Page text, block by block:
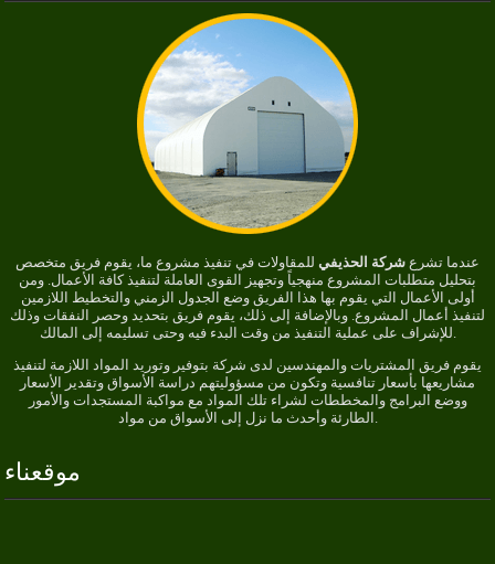
عندما تشرع شركة الحذيفي للمقاولات في تنفيذ مشروع ما، يقوم فريق متخصص
بتحليل متطلبات المشروع منهجياً وتجهيز القوى العاملة لتنفيذ كافة الأعمال. ومن
أولى الأعمال التي يقوم بها هذا الفريق وضع الجدول الزمني والتخطيط اللازمين
لتنفيذ أعمال المشروع. وبالإضافة إلى ذلك، يقوم فريق بتحديد وحصر النفقات وذلك
للإشراف على عملية التنفيذ من وقت البدء فيه وحتى تسليمه إلى المالك.
يقوم فريق المشتريات والمهندسين لدى شركة بتوفير وتوريد المواد اللازمة لتنفيذ
مشاريعها بأسعار تنافسية وتكون من مسؤوليتهم دراسة الأسواق وتقدير الأسعار
ووضع البرامج والمخططات لشراء تلك المواد مع مواكبة المستجدات والأمور
الطارئة وأحدث ما نزل إلى الأسواق من مواد.
موقعناء